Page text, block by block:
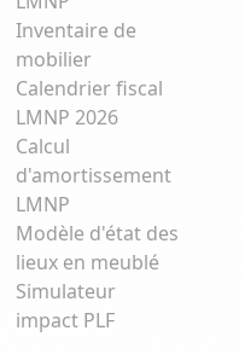
Inventaire de
mobilier
Calendrier fiscal
LMNP 2026
Calcul
d'amortissement
LMNP
Modèle d'état des
lieux en meublé
Simulateur
impact PLF